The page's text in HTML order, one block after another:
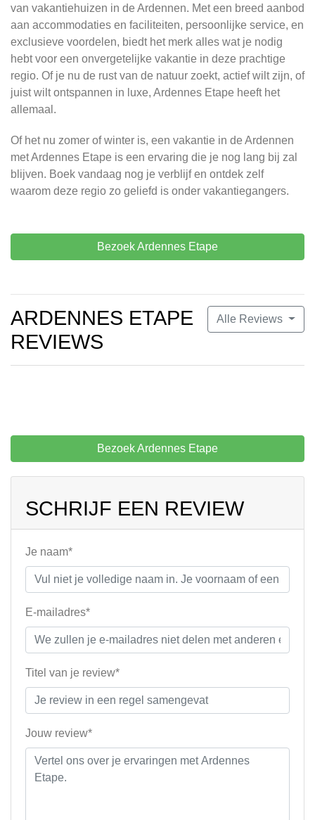
van vakantiehuizen in de Ardennen. Met een breed aanbod
aan accommodaties en faciliteiten, persoonlijke service, en
exclusieve voordelen, biedt het merk alles wat je nodig
hebt voor een onvergetelijke vakantie in deze prachtige
regio. Of je nu de rust van de natuur zoekt, actief wilt zijn, of
juist wilt ontspannen in luxe, Ardennes Etape heeft het
allemaal.
Of het nu zomer of winter is, een vakantie in de Ardennen
met Ardennes Etape is een ervaring die je nog lang bij zal
blijven. Boek vandaag nog je verblijf en ontdek zelf
waarom deze regio zo geliefd is onder vakantiegangers.
Bezoek Ardennes Etape
Alle Reviews
ARDENNES ETAPE
REVIEWS
Bezoek Ardennes Etape
SCHRIJF EEN REVIEW
Je naam*
E-mailadres*
Titel van je review*
Jouw review*